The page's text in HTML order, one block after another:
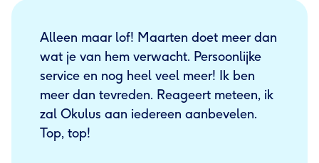
Alleen maar lof! Maarten doet meer dan
wat je van hem verwacht. Persoonlijke
service en nog heel veel meer! Ik ben
meer dan tevreden. Reageert meteen, ik
zal Okulus aan iedereen aanbevelen.
Top, top!